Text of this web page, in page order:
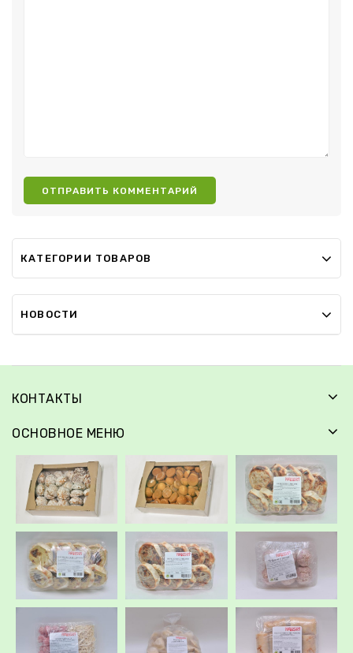
КАТЕГОРИИ ТОВАРОВ
НОВОСТИ
КОНТАКТЫ
ОСНОВНОЕ МЕНЮ